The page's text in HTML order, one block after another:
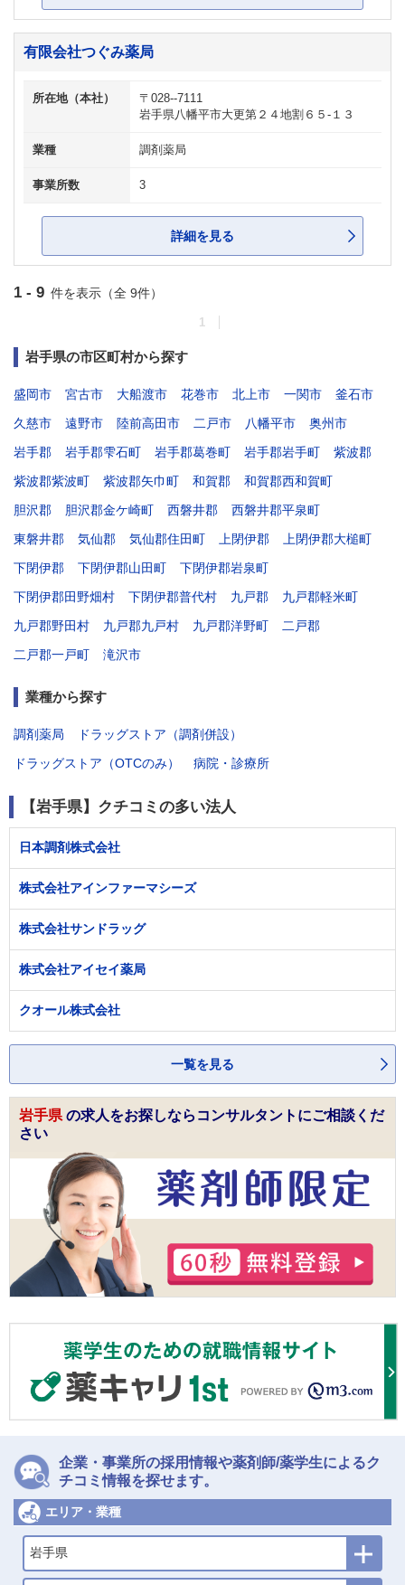
有限会社つぐみ薬局
所在地（本社）
〒028--7111
岩手県八幡平市大更第２４地割６５-１３
業種 調剤薬局
事業所数 3
詳細を見る
1 - 9 件を表示（全 9件）
1
岩手県の市区町村から探す
盛岡市 宮古市 大船渡市 花巻市 北上市 一関市
釜石市
久慈市
遠野市 陸前高田市 二戸市 八幡平市
奥州市
岩手郡
岩手郡雫石町 岩手郡葛巻町 岩手郡岩手町
紫波郡
紫波郡紫波町
紫波郡矢巾町 和賀郡
和賀郡西和賀町
胆沢郡
胆沢郡金ケ崎町 西磐井郡
西磐井郡平泉町
東磐井郡
気仙郡 気仙郡住田町 上閉伊郡
上閉伊郡大槌町
下閉伊郡
下閉伊郡山田町
下閉伊郡岩泉町
下閉伊郡田野畑村
下閉伊郡普代村 九戸郡
九戸郡軽米町
九戸郡野田村
九戸郡九戸村 九戸郡洋野町
二戸郡
二戸郡一戸町
滝沢市
業種から探す
調剤薬局
ドラッグストア（調剤併設）
ドラッグストア（OTCのみ）
病院・診療所
【岩手県】クチコミの多い法人
日本調剤株式会社
株式会社アインファーマシーズ
株式会社サンドラッグ
株式会社アイセイ薬局
クオール株式会社
一覧を見る
岩手県 の求人をお探しならコンサルタントにご相談くだ
さい
企業・事業所の採用情報や薬剤師/薬学生によるク
チコミ情報を探せます。
エリア・業種
岩手県